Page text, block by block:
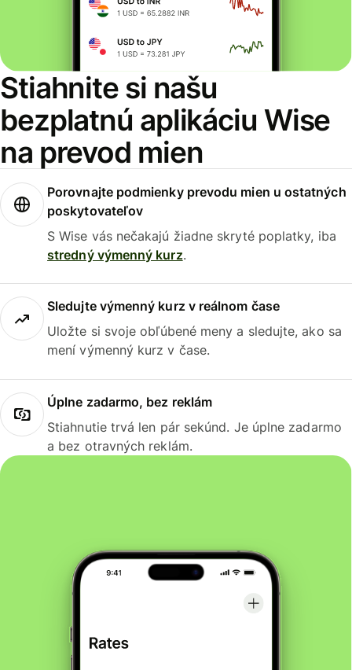
Stiahnite si našu
bezplatnú aplikáciu Wise
na prevod mien
Porovnajte podmienky prevodu mien u ostatných
poskytovateľov
S Wise vás nečakajú žiadne skryté poplatky, iba
stredný výmenný kurz.
Sledujte výmenný kurz v reálnom čase
Uložte si svoje obľúbené meny a sledujte, ako sa
mení výmenný kurz v čase.
Úplne zadarmo, bez reklám
Stiahnutie trvá len pár sekúnd. Je úplne zadarmo
a bez otravných reklám.